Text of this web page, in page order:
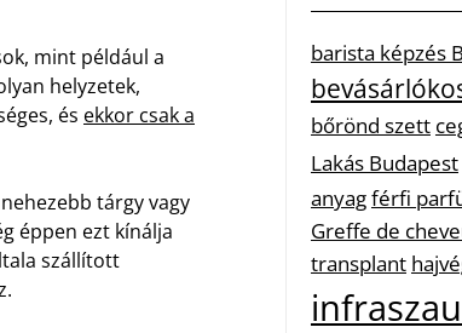
mint például a
helyzetek,
és ekkor csak a
tárgy vagy
éppen ezt kínálja
szállított
barista képzés
bőrönd szett
Lakás Budapest
anyagférfi
Greffe de
transplant